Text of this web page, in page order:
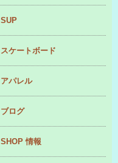
SUP
スケートボード
アパレル
ブログ
SHOP 情報